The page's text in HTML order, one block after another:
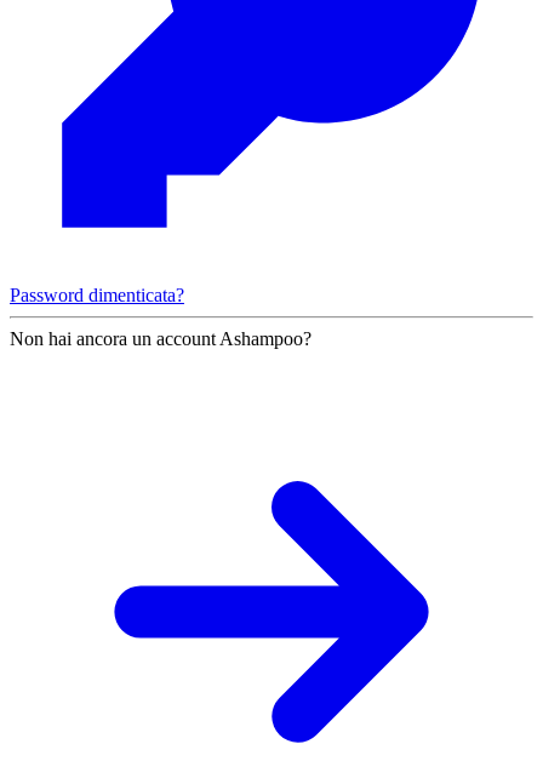
Password dimenticata?
Non hai ancora un account Ashampoo?